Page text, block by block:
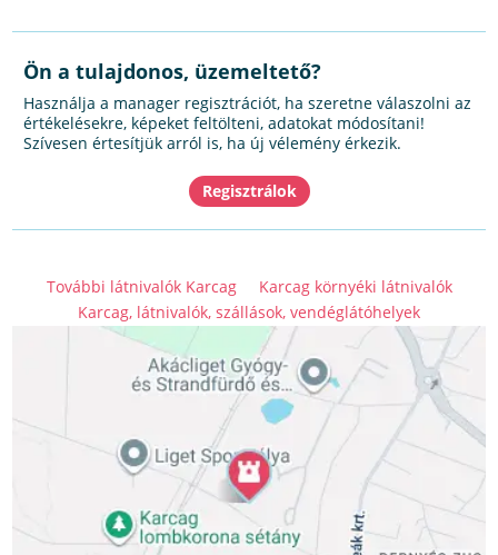
Ön a tulajdonos, üzemeltető?
Használja a manager regisztrációt, ha szeretne válaszolni az
értékelésekre, képeket feltölteni, adatokat módosítani!
Szívesen értesítjük arról is, ha új vélemény érkezik.
További látnivalók Karcag
Karcag környéki látnivalók
Karcag, látnivalók, szállások, vendéglátóhelyek